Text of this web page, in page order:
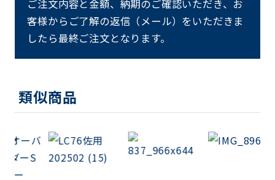
ご注文内容と金額、納期のご確認いただき、お
客様からご了解の返信（メール）をいただきま
したら最終ご注文となります。
類似商品